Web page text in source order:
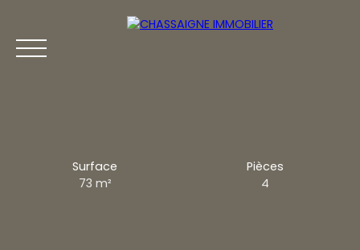
Surface
73 m²
Pièces
4